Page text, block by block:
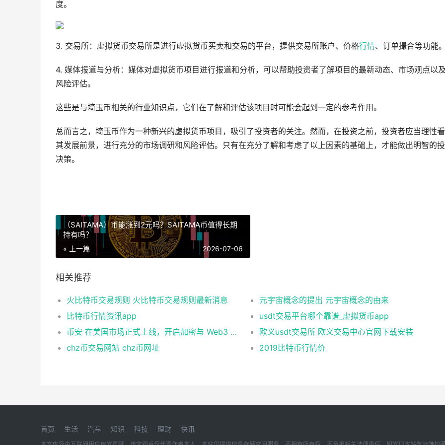
度。
3. 交易所：虚拟货币交易所是进行虚拟货币买卖和交易的平台，提供交易所账户、价格行情、订单撮合等功能。
4. 媒体报道与分析：媒体对虚拟货币项目进行报道和分析，可以帮助投资者了解项目的最新动态、市场观点以及
风险评估。
这些是与埼玉币相关的行业知识点，它们在了解和评估该项目时可能会起到一定的参考作用。
总而言之，埼玉币作为一种新兴的虚拟货币项目，吸引了投资者的关注。然而，在投资之前，投资者应当理性
其发展前景，进行充分的市场调研和风险评估。只有在充分了解和考虑了以上因素的基础上，才能做出明智的
决策。
（SAITAMA）币能涨到2元吗？SAITAMA币值得长期
持有吗？
« 上一篇 2026-07-06
相关推荐
火比特币交易规则 火比特币交易规则最新消息
元宇宙概念的提出 元宇宙概念的由来
比特币行情资讯app
usdt交易平台哪个靠谱_虚拟货币app
币安 在美国市场正式上线，开启加密与 Web3 创新的全新时代！
欧义usdt交易所 欧义交易中心官网下载安装
chz币交易网站 chz币网址
2019比特币行情价
首页 生活 汽车 知识 科技 理财 快讯